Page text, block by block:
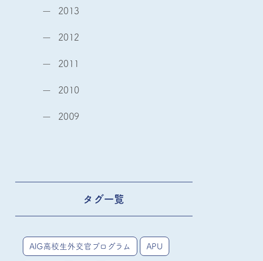
2013
2012
2011
2010
2009
タグ一覧
AIG高校生外交官プログラム APU